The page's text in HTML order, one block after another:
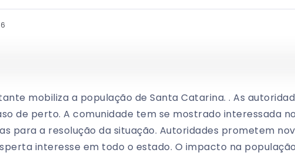
mobiliza a população de Santa Catarina. . As
de perto. A comunidade tem se mostrado interessada
para a resolução da situação. Autoridades prometem
interesse em todo o estado. O impacto na